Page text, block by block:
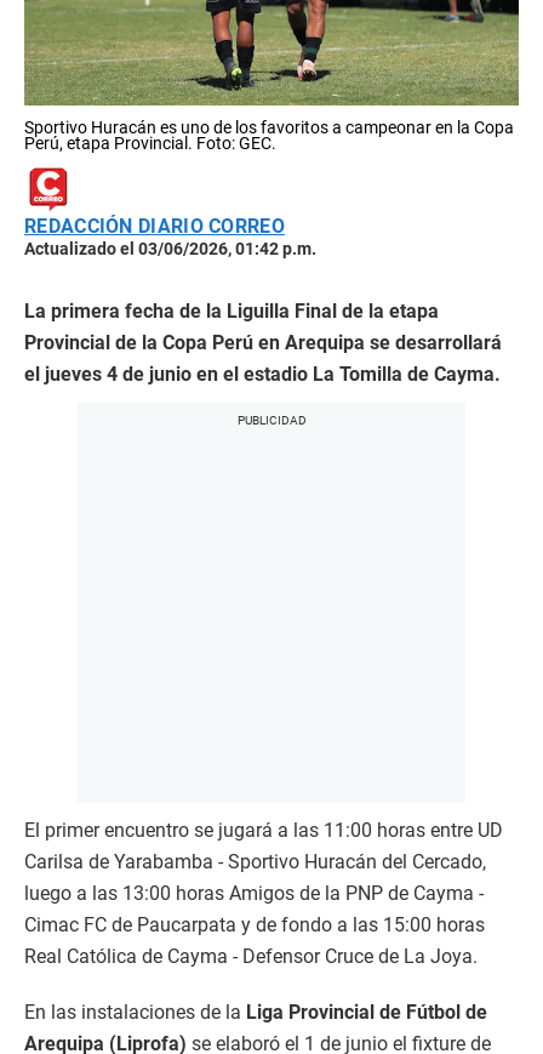
Sportivo Huracán es uno de los favoritos a campeonar en la Copa
Perú, etapa Provincial. Foto: GEC.
REDACCIÓN DIARIO CORREO
Actualizado el 03/06/2026, 01:42 p.m.
La primera fecha de la Liguilla Final de la etapa
Provincial de la Copa Perú en Arequipa se desarrollará
el jueves 4 de junio en el estadio La Tomilla de Cayma.
El primer encuentro se jugará a las 11:00 horas entre UD
Carilsa de Yarabamba - Sportivo Huracán del Cercado,
luego a las 13:00 horas Amigos de la PNP de Cayma -
Cimac FC de Paucarpata y de fondo a las 15:00 horas
Real Católica de Cayma - Defensor Cruce de La Joya.
En las instalaciones de la Liga Provincial de Fútbol de
Arequipa (Liprofa) se elaboró el 1 de junio el fixture de